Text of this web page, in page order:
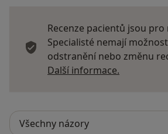
Recenze pacientů jsou pro
Specialisté nemají
odstranění nebo změnu
Další informace.